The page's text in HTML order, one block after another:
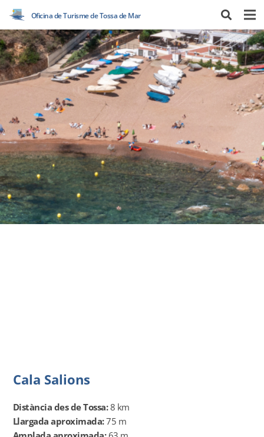
Oficina de Turisme de Tossa de Mar
Cala Salions
Distància des de Tossa:8 km
Llargada aproximada:75 m